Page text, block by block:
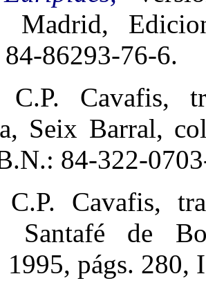
Madrid,
86293-76-6.
C.P. Cavafis,
Seix Barral,
84-322-
C.P. Cavafis,
Santafé de
1995, págs.